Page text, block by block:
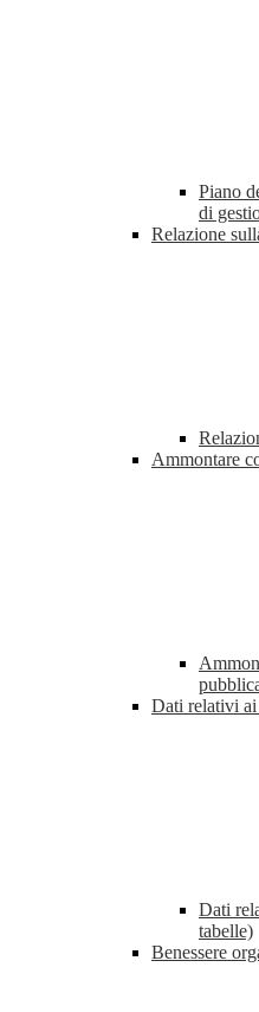
Piano
di
Relazione
Ammontare
Dati relativi ai
Dati
tabelle)
Benessere